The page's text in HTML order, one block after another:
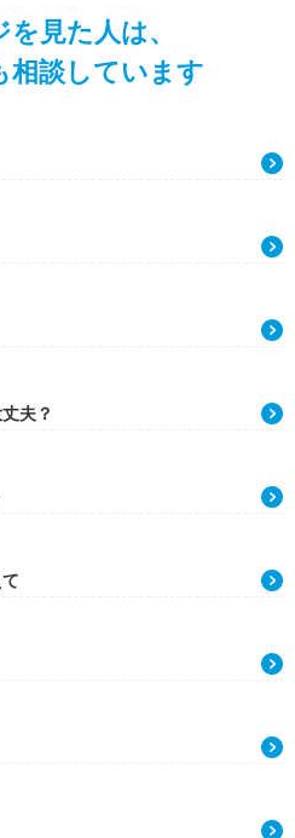
見た人は、
相談しています
夫？